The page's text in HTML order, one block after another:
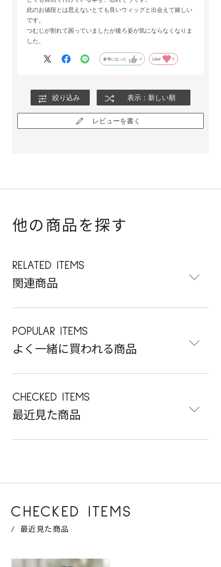
此のお値段とは思えないとても良いウィッグと出会えて嬉しい
です。
つむじが割れて困っていましたが後ろ姿が気にならなくなりま
した。
参考になった 0 Like! 0
絞り込み 表示：新しい順
レビューを書く
他の商品を探す
RELATED ITEMS
関連商品
POPULAR ITEMS
よく一緒に買われる商品
CHECKED ITEMS
最近見た商品
CHECKED ITEMS
最近見た商品